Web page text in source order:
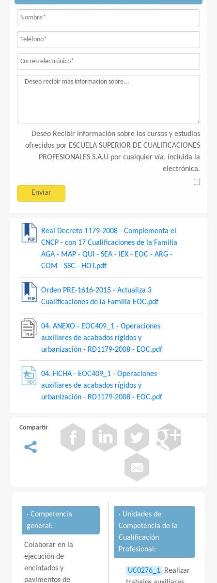
Deseo Recibir información sobre los cursos y estudios
ofrecidos por ESCUELA SUPERIOR DE CUALIFICACIONES
PROFESIONALES S.A.U por cualquier vía, incluida la
electrónica.
Real Decreto 1179-2008 - Complementa el
CNCP - con 17 Cualificaciones de la Familia
AGA - MAP - QUI - SEA - IEX - EOC - ARG -
COM - SSC - HOT.pdf
Orden PRE-1616-2015 - Actualiza 3
Cualificaciones de la Familia EOC.pdf
04. ANEXO - EOC409_1 - Operaciones
auxiliares de acabados rígidos y
urbanización - RD1179-2008 - EOC.pdf
04. FICHA - EOC409_1 - Operaciones
auxiliares de acabados rígidos y
urbanización - RD1179-2008 - EOC.pdf
Compartir
· Competencia
general:
Colaborar en la
ejecución de
encintados y
pavimentos de
· Unidades de
Competencia de la
Cualificación
Profesional:
UC0276_1
Realizar